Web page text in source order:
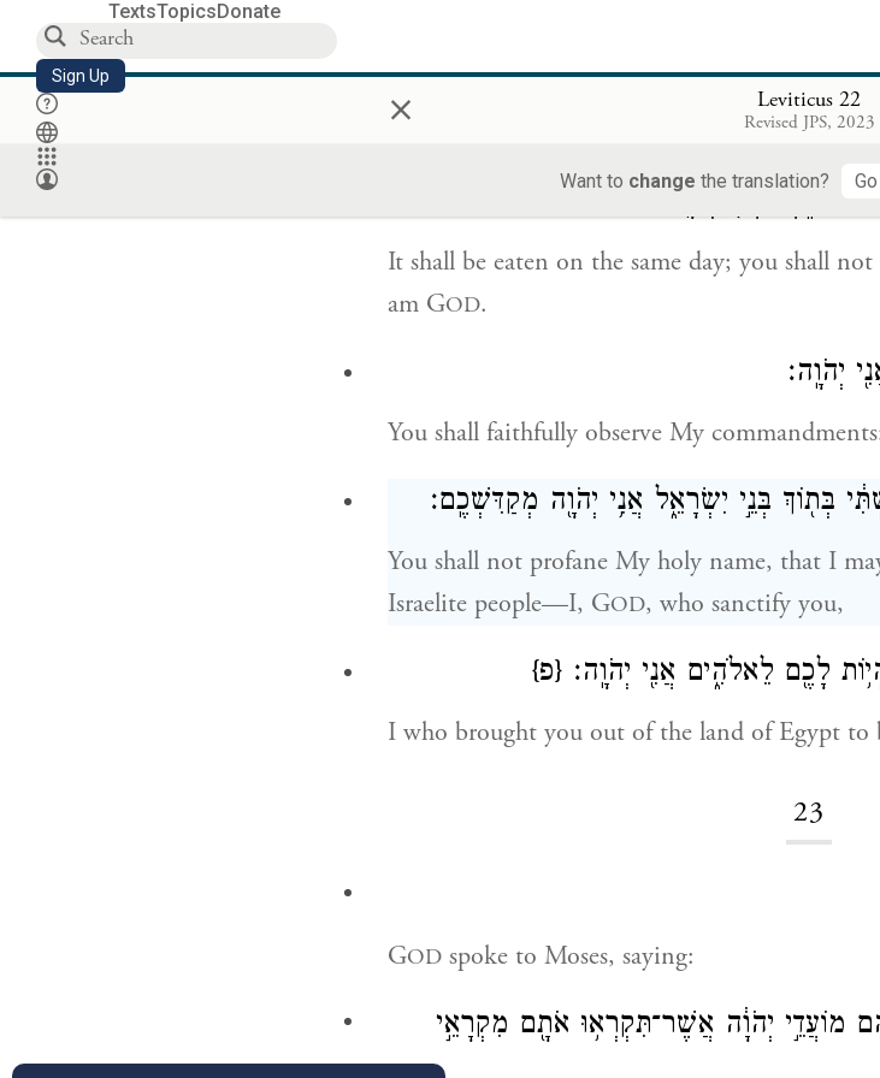
TextsTopicsDonate
Sign Up × Leviticus 22
Revised JPS, 2023
Want to change the translation?
When you sacrifice a thanksgiving offering to G
עַד־בֹּ֑קֶר אֲנִ֖י יְהֹוָֽה׃
It shall be eaten on the same day; you shall
am GOD.
יְהֹוָֽה׃
You shall faithfully observe My
בְּת֖וֹךְ בְּנֵ֣י יִשְׂרָאֵ֑ל אֲנִ֥י יְהֹוָ֖ה מְקַדִּשְׁכֶֽם׃
You shall not profane My holy name, that I
Israelite people—I, GOD, who sanctify you,
לָכֶ֖ם לֵאלֹהִ֑ים אֲנִ֖י יְהֹוָֽה׃ {פ}
I who brought you out of the land of Egypt to
23
GOD spoke to Moses, saying:
מוֹעֲדֵ֣י יְהֹוָ֔ה אֲשֶׁר־תִּקְרְא֥וּ אֹתָ֖ם מִקְרָאֵ֣י